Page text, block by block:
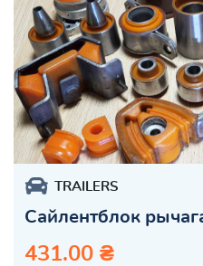
TRAILERS
Сайлентблок
431.00 ₴